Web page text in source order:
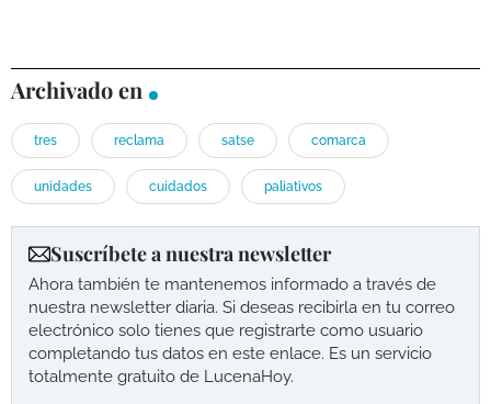
Archivado en
tres reclama satse comarca
unidades cuidados paliativos
Suscríbete a nuestra newsletter
Ahora también te mantenemos informado a través de
nuestra newsletter diaria. Si deseas recibirla en tu correo
electrónico solo tienes que registrarte como usuario
completando tus datos en este enlace. Es un servicio
totalmente gratuito de LucenaHoy.